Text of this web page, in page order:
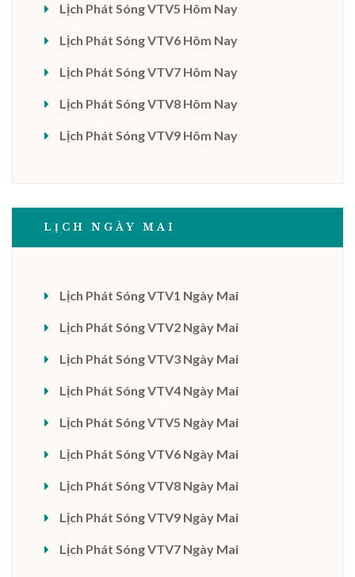
Lịch Phát Sóng VTV5 Hôm Nay
Lịch Phát Sóng VTV6 Hôm Nay
Lịch Phát Sóng VTV7 Hôm Nay
Lịch Phát Sóng VTV8 Hôm Nay
Lịch Phát Sóng VTV9 Hôm Nay
LỊCH NGÀY MAI
Lịch Phát Sóng VTV1 Ngày Mai
Lịch Phát Sóng VTV2 Ngày Mai
Lịch Phát Sóng VTV3 Ngày Mai
Lịch Phát Sóng VTV4 Ngày Mai
Lịch Phát Sóng VTV5 Ngày Mai
Lịch Phát Sóng VTV6 Ngày Mai
Lịch Phát Sóng VTV8 Ngày Mai
Lịch Phát Sóng VTV9 Ngày Mai
Lịch Phát Sóng VTV7 Ngày Mai